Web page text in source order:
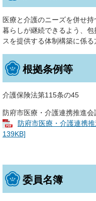
医療と介護のニーズを併せ
暮らしが継続できるよう、
スを提供する体制構築に係
根拠条例等
介護保険法第115条の45
防府市医療・介護連携推進会
防府市医療・介護連携
139KB]
委員名簿